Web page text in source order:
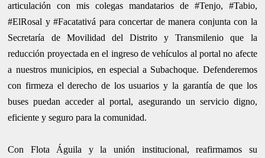
articulación con mis colegas mandatarios de #Tenjo, #Tabio,
#ElRosal y #Facatativá para concertar de manera conjunta con la
Secretaría de Movilidad del Distrito y Transmilenio que la
reducción proyectada en el ingreso de vehículos al portal no afecte
a nuestros municipios, en especial a Subachoque. Defenderemos
con firmeza el derecho de los usuarios y la garantía de que los
buses puedan acceder al portal, asegurando un servicio digno,
eficiente y seguro para la comunidad.
Con Flota Águila y la unión institucional, reafirmamos su